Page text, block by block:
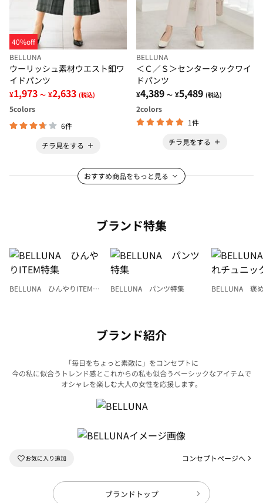
40%off
BELLUNA
ウーリッシュ素材ウエスト釦ワ
イドパンツ
¥1,973 ～ ¥2,633 (税込)
5colors
6件
チラ見をする
BELLUNA
＜Ｃ／Ｓ＞センタータックワイ
ドパンツ
¥4,389 ～ ¥5,489 (税込)
2colors
1件
チラ見をする
おすすめ商品をもっと見る
ブランド特集
BELLUNA ひんやりITEM特
BELLUNA パンツ特集
BELLUNA 褒
ブランド紹介
「毎日をちょっと素敵に」をコンセプトに
今の私に似合うトレンド感とこれからの私も似合うベーシックなアイテムで
オシャレを楽しむ大人の女性を応援します。
コンセプトページへ
ブランドトップ